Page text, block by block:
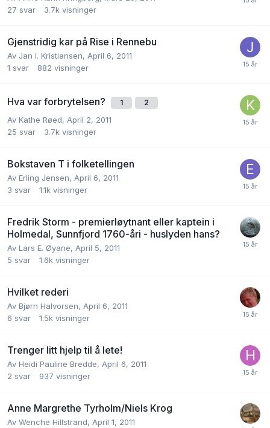
27 svar 3.7k visninger
Gjenstridig kar på Rise i Rennebu
Av Jan I. Kristiansen, April 6, 2011
1 svar 882 visninger
Hva var forbrytelsen? 1 2
Av Kathe Røed, April 2, 2011
25 svar 3.7k visninger
Bokstaven T i folketellingen
Av Erling Jensen, April 6, 2011
3 svar 1.1k visninger
Fredrik Storm - premierløytnant eller kaptein i
Holmedal, Sunnfjord 1760-åri - huslyden hans?
Av Lars E. Øyane, April 5, 2011
5 svar 1.6k visninger
Hvilket rederi
Av Bjørn Halvorsen, April 6, 2011
6 svar 1.5k visninger
Trenger litt hjelp til å lete!
Av Heidi Pauline Bredde, April 6, 2011
2 svar 937 visninger
Anne Margrethe Tyrholm/Niels Krog
Av Wenche Hillstrand, April 1, 2011